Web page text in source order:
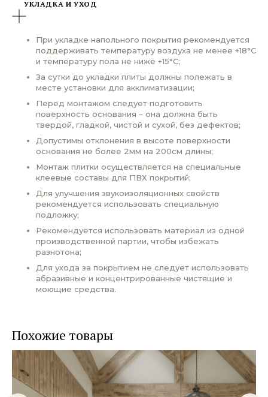
УКЛАДКА И УХОД
При укладке напольного покрытия рекомендуется
поддерживать температуру воздуха не менее +18°С
и температуру пола не ниже +15°С;
За сутки до укладки плиты должны полежать в
месте установки для акклиматизации;
Перед монтажом следует подготовить
поверхность основания – она должна быть
твердой, гладкой, чистой и сухой, без дефектов;
Допустимы отклонения в высоте поверхности
основания не более 2мм на 200см длины;
Монтаж плитки осуществляется на специальные
клеевые составы для ПВХ покрытий;
Для улучшения звукоизоляционных свойств
рекомендуется использовать специальную
подложку;
Рекомендуется использовать материал из одной
производственной партии, чтобы избежать
разнотона;
Для ухода за покрытием не следует использовать
абразивные и концентрированные чистящие и
моющие средства.
Похожие товары